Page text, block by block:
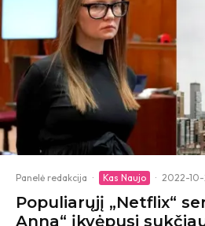
Panelė redakcija · Kas Naujo · 2022-10-
Populiarųjį „Netflix“
Anna“ įkvėpusi